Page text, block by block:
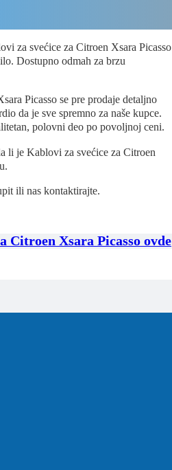
za svećice za Citroen Xsara Picasso
Dostupno odmah za brzu
Picasso se pre prodaje detaljno
da je sve spremno za naše kupce.
polovni deo po povoljnoj ceni.
li je Kablovi za svećice za Citroen
ili nas kontaktirajte.
Citroen Xsara Picasso ovde